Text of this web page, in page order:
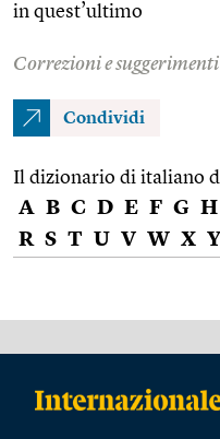
in quest’ultimo
Correzioni e suggerimenti
Condividi
Il dizionario di italiano
A B C D E F G H
R S T U V W X Y